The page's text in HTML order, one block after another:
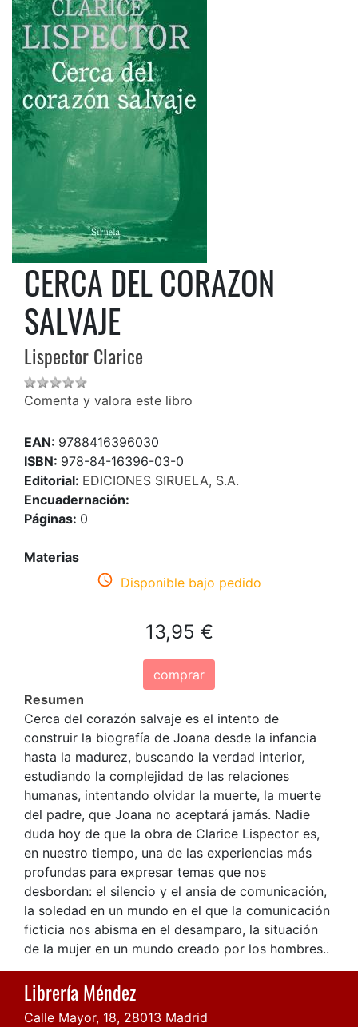
CERCA DEL CORAZON
SALVAJE
Lispector Clarice
Comenta y valora este libro
EAN: 9788416396030
ISBN: 978-84-16396-03-0
Editorial: EDICIONES SIRUELA, S.A.
Encuadernación:
Páginas: 0
Materias
Disponible bajo pedido
13,95 €
comprar
Resumen
Cerca del corazón salvaje es el intento de
construir la biografía de Joana desde la infancia
hasta la madurez, buscando la verdad interior,
estudiando la complejidad de las relaciones
humanas, intentando olvidar la muerte, la muerte
del padre, que Joana no aceptará jamás. Nadie
duda hoy de que la obra de Clarice Lispector es,
en nuestro tiempo, una de las experiencias más
profundas para expresar temas que nos
desbordan: el silencio y el ansia de comunicación,
la soledad en un mundo en el que la comunicación
ficticia nos abisma en el desamparo, la situación
de la mujer en un mundo creado por los hombres..
Librería Méndez
Calle Mayor, 18, 28013 Madrid